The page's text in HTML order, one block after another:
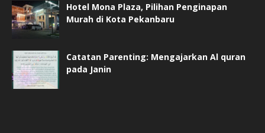
Hotel Mona Plaza, Pilihan Penginapan
Murah di Kota Pekanbaru
Catatan Parenting: Mengajarkan Al quran
pada Janin